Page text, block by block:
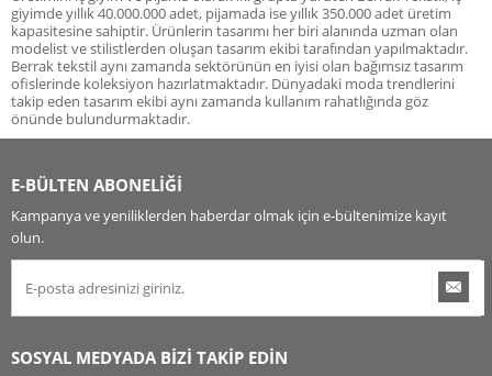
giyimde yıllık 40.000.000 adet, pijamada ise yıllık 350.000 adet üretim
kapasitesine sahiptir. Ürünlerin tasarımı her biri alanında uzman olan
modelist ve stilistlerden oluşan tasarım ekibi tarafından yapılmaktadır.
Berrak tekstil aynı zamanda sektörünün en iyisi olan bağımsız tasarım
ofislerinde koleksiyon hazırlatmaktadır. Dünyadaki moda trendlerini
takip eden tasarım ekibi aynı zamanda kullanım rahatlığında göz
önünde bulundurmaktadır.
E-BÜLTEN ABONELİĞİ
Kampanya ve yeniliklerden haberdar olmak için e-bültenimize kayıt
olun.
SOSYAL MEDYADA BİZİ TAKİP EDİN